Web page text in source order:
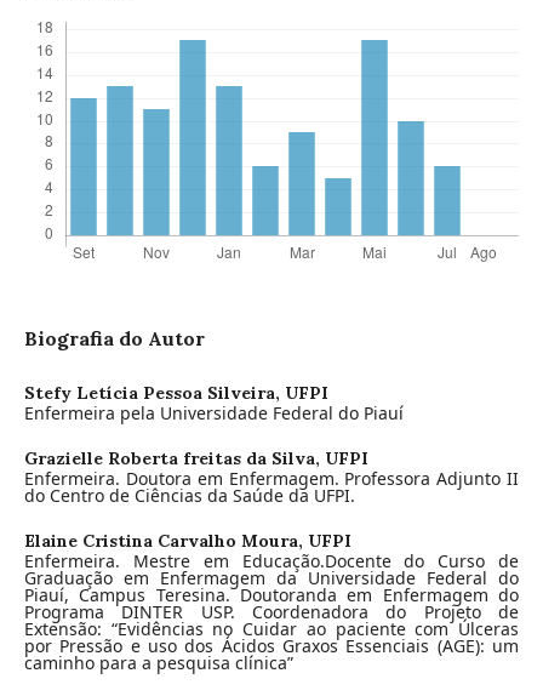
Biografia do Autor
Stefy Letícia Pessoa Silveira, UFPI
Enfermeira pela Universidade Federal do Piauí
Grazielle Roberta freitas da Silva, UFPI
Enfermeira. Doutora em Enfermagem. Professora Adjunto II
do Centro de Ciências da Saúde da UFPI.
Elaine Cristina Carvalho Moura, UFPI
Enfermeira. Mestre em Educação.Docente do Curso de
Graduação em Enfermagem da Universidade Federal do
Piauí, Campus Teresina. Doutoranda em Enfermagem do
Programa DINTER USP. Coordenadora do Projeto de
Extensão: “Evidências no Cuidar ao paciente com Úlceras
por Pressão e uso dos Ácidos Graxos Essenciais (AGE): um
caminho para a pesquisa clínica”